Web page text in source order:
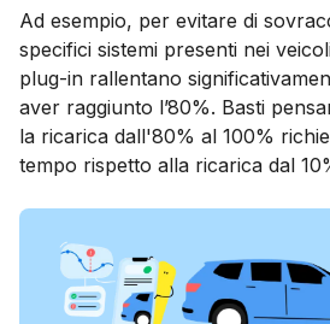
Ad esempio, per evitare di
specifici sistemi presenti nei
plug-in rallentano
aver raggiunto l’80%. Basti
la ricarica dall'80% al 100%
tempo rispetto alla ricarica dal